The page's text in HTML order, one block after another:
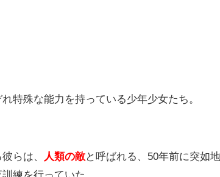
特殊な能力を持っている少年少女たち。
らは、 人類の敵と呼ばれる、50年前に突如
練を行っていた。